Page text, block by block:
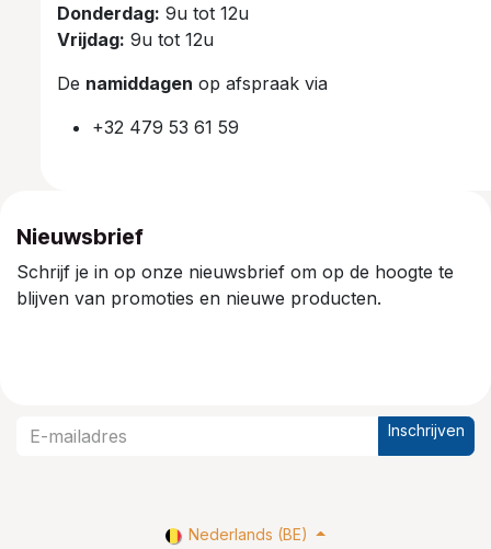
Donderdag: 9u tot 12u
Vrijdag: 9u tot 12u
De namiddagen op afspraak via
+32 479 53 61 59
Nieuwsbrief
Schrijf je in op onze nieuwsbrief om op de hoogte te
blijven van promoties en nieuwe producten.
Inschrijven
Nederlands (BE)